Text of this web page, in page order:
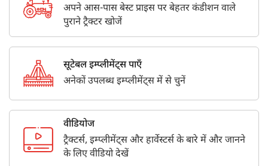
अपने आस-पास बेस्ट प्राइस पर बेहतर कंडीशन वाले
पुराने ट्रैक्टर खोजें
सूटेबल इम्प्लीमेंट्स पाएँ
अनेकों उपलब्ध इम्प्लीमेंट्स में से चुनें
वीडियोज
ट्रैक्टर्स, इम्प्लीमेंट्स और हार्वेस्टर्स के बारे में और जानने
के लिए वीडियो देखें